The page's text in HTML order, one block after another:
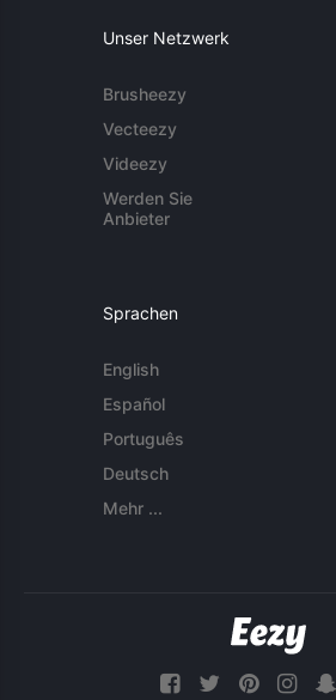
Unser Netzwerk
Brusheezy
Vecteezy
Videezy
Werden Sie
Anbieter
Sprachen
English
Español
Português
Deutsch
Mehr ...